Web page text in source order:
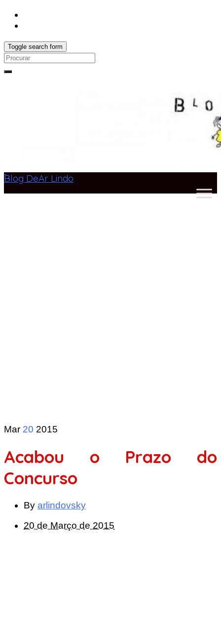
Toggle search form
Search
Blog DeAr Lindo
Mar 20 2015
Acabou o Prazo do
Concurso
By arlindovsky
20 de Março de 2015